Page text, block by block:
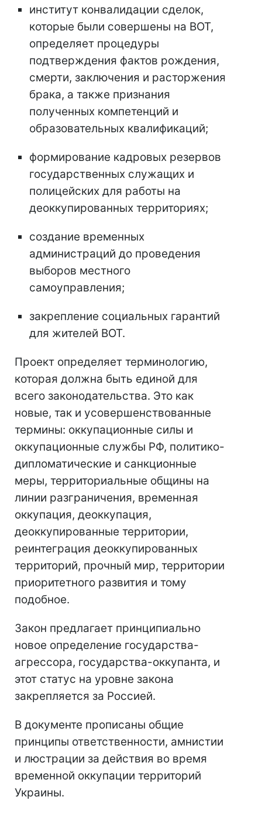
институт конвалидации сделок,
которые были совершены на ВОТ,
определяет процедуры
подтверждения фактов рождения,
смерти, заключения и расторжения
брака, а также признания
полученных компетенций и
образовательных квалификаций;
формирование кадровых резервов
государственных служащих и
полицейских для работы на
деоккупированных территориях;
создание временных
администраций до проведения
выборов местного
самоуправления;
закрепление социальных гарантий
для жителей ВОТ.
Проект определяет терминологию,
которая должна быть единой для
всего законодательства. Это как
новые, так и усовершенствованные
термины: оккупационные силы и
оккупационные службы РФ, политико-
дипломатические и санкционные
меры, территориальные общины на
линии разграничения, временная
оккупация, деоккупация,
деоккупированные территории,
реинтеграция деоккупированных
территорий, прочный мир, территории
приоритетного развития и тому
подобное.
Закон предлагает принципиально
новое определение государства-
агрессора, государства-оккупанта, и
этот статус на уровне закона
закрепляется за Россией.
В документе прописаны общие
принципы ответственности, амнистии
и люстрации за действия во время
временной оккупации территорий
Украины.